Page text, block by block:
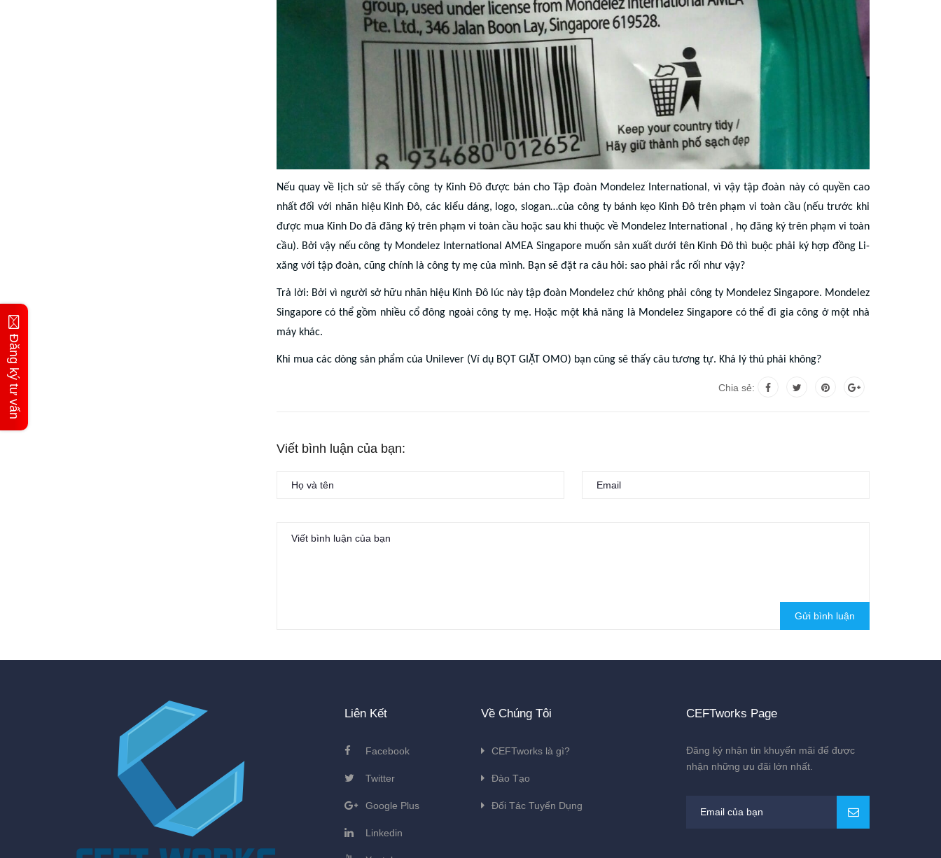
Nếu quay về lịch sử sẽ thấy công ty Kinh Đô được bán cho Tập đoàn Mondelez International, vì vậy tập đoàn này có quyền cao
nhất đối với nhãn hiệu Kinh Đô, các kiểu dáng, logo, slogan…của công ty bánh kẹo Kinh Đô trên phạm vi toàn cầu (nếu trước khi
được mua Kinh Do đã đăng ký trên phạm vi toàn cầu hoặc sau khi thuộc về Mondelez International , họ đăng ký trên phạm vi toàn
cầu). Bởi vậy nếu công ty Mondelez International AMEA Singapore muốn sản xuất dưới tên Kinh Đô thì buộc phải ký hợp đồng Li-
xăng với tập đoàn, cũng chính là công ty mẹ của mình. Bạn sẽ đặt ra câu hỏi: sao phải rắc rối như vậy?
Trả lời: Bởi vì người sở hữu nhãn hiệu Kinh Đô lúc này tập đoàn Mondelez chứ không phải công ty Mondelez Singapore. Mondelez
Singapore có thể gồm nhiều cổ đông ngoài công ty mẹ. Hoặc một khả năng là Mondelez Singapore có thể đi gia công ở một nhà
máy khác.
Khi mua các dòng sản phẩm của Unilever (Ví dụ BỘT GIẶT OMO) bạn cũng sẽ thấy câu tương tự. Khá lý thú phải không?
Chia sẻ:
Viết bình luận của bạn:
Gửi bình luận
Liên Kết
Facebook
Twitter
Google Plus
Linkedin
Về Chúng Tôi
CEFTworks là gì?
Đào Tạo
Đối Tác Tuyển Dụng
CEFTworks Page
Đăng ký nhận tin khuyến mãi để được
nhận những ưu đãi lớn nhất.
Đăng ký tư vấn